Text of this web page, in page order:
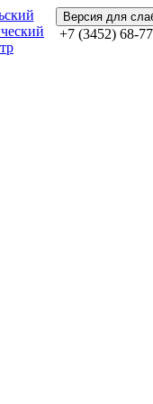
Версия для
+7 (3452) 68-